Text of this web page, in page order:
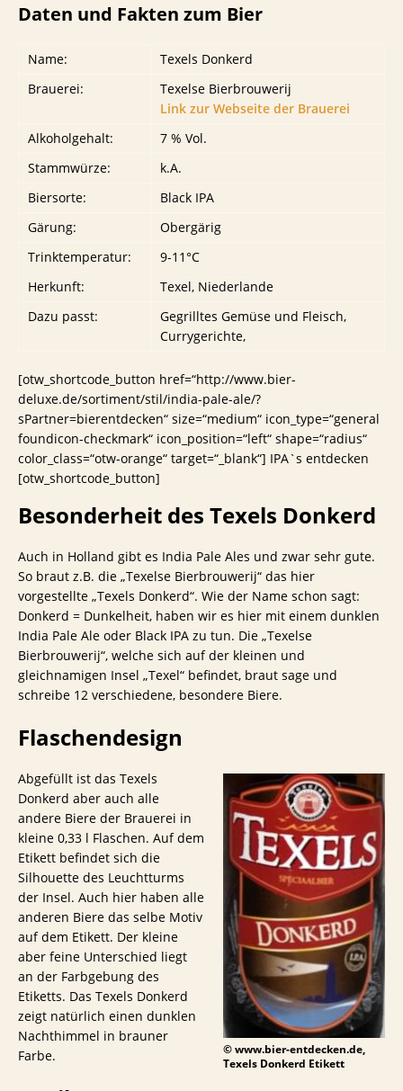
Daten und Fakten zum Bier
Name:
Texels Donkerd
Brauerei:
Texelse Bierbrouwerij
Link zur Webseite der Brauerei
Alkoholgehalt:
7 % Vol.
Stammwürze:
k.A.
Biersorte:
Black IPA
Gärung:
Obergärig
Trinktemperatur:
9-11°C
Herkunft:
Texel, Niederlande
Dazu passt:
Gegrilltes Gemüse und Fleisch,
Currygerichte,
[otw_shortcode_button href=“http://www.bier-
deluxe.de/sortiment/stil/india-pale-ale/?
sPartner=bierentdecken“ size=“medium“ icon_type=“general
foundicon-checkmark“ icon_position=“left“ shape=“radius“
color_class=“otw-orange“ target=“_blank“] IPA`s entdecken
[otw_shortcode_button]
Besonderheit des Texels Donkerd
Auch in Holland gibt es India Pale Ales und zwar sehr gute.
So braut z.B. die „Texelse Bierbrouwerij“ das hier
vorgestellte „Texels Donkerd“. Wie der Name schon sagt:
Donkerd = Dunkelheit, haben wir es hier mit einem dunklen
India Pale Ale oder Black IPA zu tun. Die „Texelse
Bierbrouwerij“, welche sich auf der kleinen und
gleichnamigen Insel „Texel“ befindet, braut sage und
schreibe 12 verschiedene, besondere Biere.
Flaschendesign
© www.bier-entdecken.de,
Texels Donkerd Etikett
Abgefüllt ist das Texels
Donkerd aber auch alle
andere Biere der Brauerei in
kleine 0,33 l Flaschen. Auf dem
Etikett befindet sich die
Silhouette des Leuchtturms
der Insel. Auch hier haben alle
anderen Biere das selbe Motiv
auf dem Etikett. Der kleine
aber feine Unterschied liegt
an der Farbgebung des
Etiketts. Das Texels Donkerd
zeigt natürlich einen dunklen
Nachthimmel in brauner
Farbe.